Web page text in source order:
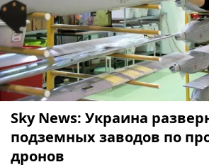
Sky News: Украина
подземных заводов по
дронов